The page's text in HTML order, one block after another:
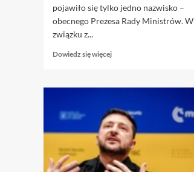
Stranger
Things
animowanej
najnowsze
6.
Powrót
do
Hawkins
w
animacji.
pojawiło się tylko jedno nazwisko –
obecnego Prezesa Rady Ministrów. W
związku z...
Dowiedz się więcejDowiedz
o
przewodniczący
Koalicji
Obywatelskiej.
Donald
Tusk
zwycięża